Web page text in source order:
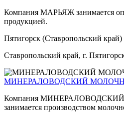
Компания МАРЬЯЖ занимается
продукцией.
Пятигорск (Ставропольский край)
Ставропольский край, г.
МИНЕРАЛОВОДСКИЙ
Компания
занимается производством